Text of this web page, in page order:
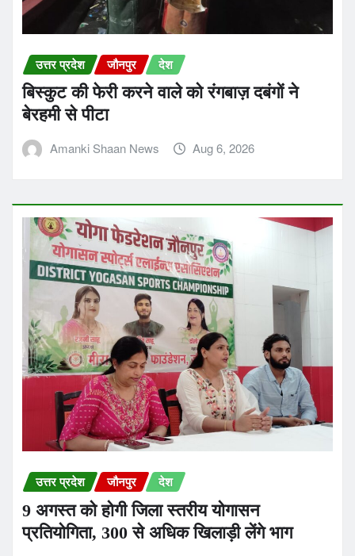
उत्तर प्रदेश जौनपुर देश
बिस्कुट की फेरी करने वाले को रंगबाज़ दबंगों ने
बेरहमी से पीटा
Amanki Shaan News Aug 6, 2026
उत्तर प्रदेश जौनपुर देश
9 अगस्त को होगी जिला स्तरीय योगासन
प्रतियोगिता, 300 से अधिक खिलाड़ी लेंगे भाग